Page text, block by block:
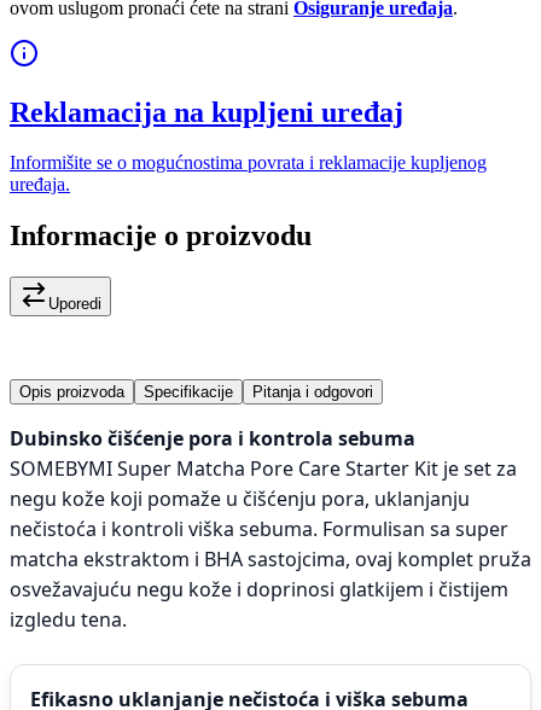
ovom uslugom pronaći ćete na strani Osiguranje uređaja.
Reklamacija na kupljeni uređaj
Informišite se o mogućnostima povrata i reklamacije kupljenog
uređaja.
Informacije o proizvodu
Uporedi
Opis proizvoda Specifikacije Pitanja i odgovori
Dubinsko čišćenje pora i kontrola sebuma
SOMEBYMI Super Matcha Pore Care Starter Kit je set za
negu kože koji pomaže u čišćenju pora, uklanjanju
nečistoća i kontroli viška sebuma. Formulisan sa super
matcha ekstraktom i BHA sastojcima, ovaj komplet pruža
osvežavajuću negu kože i doprinosi glatkijem i čistijem
izgledu tena.
Efikasno uklanjanje nečistoća i viška sebuma